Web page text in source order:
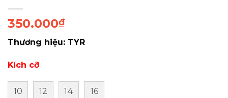
350.000₫
Thương hiệu: TYR
Kích cỡ
10 12 14 16